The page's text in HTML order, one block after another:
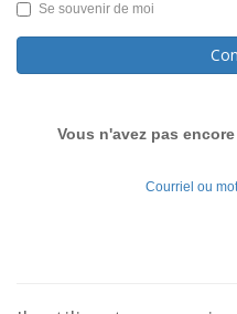
Se souvenir de moi
Vous n'avez pas
Courriel ou